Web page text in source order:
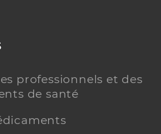
professionnels et des
de santé